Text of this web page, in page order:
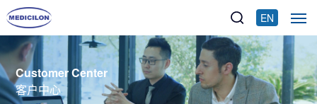
EN
Customer Center
客户中心